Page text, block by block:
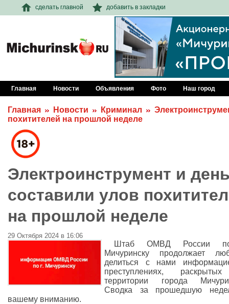
сделать главной добавить в закладки
Главная Новости Объявления Фото Наш город
Главная Новости Криминал
похитителей на прошлой неделе
Электроинструмент и
составили улов
на прошлой неделе
29 Октября 2024 в 16:06
Штаб ОМВД России
Мичуринску продолжает
делиться с нами
преступлениях,
территории города
Сводка за прошедшую
вашему вниманию.